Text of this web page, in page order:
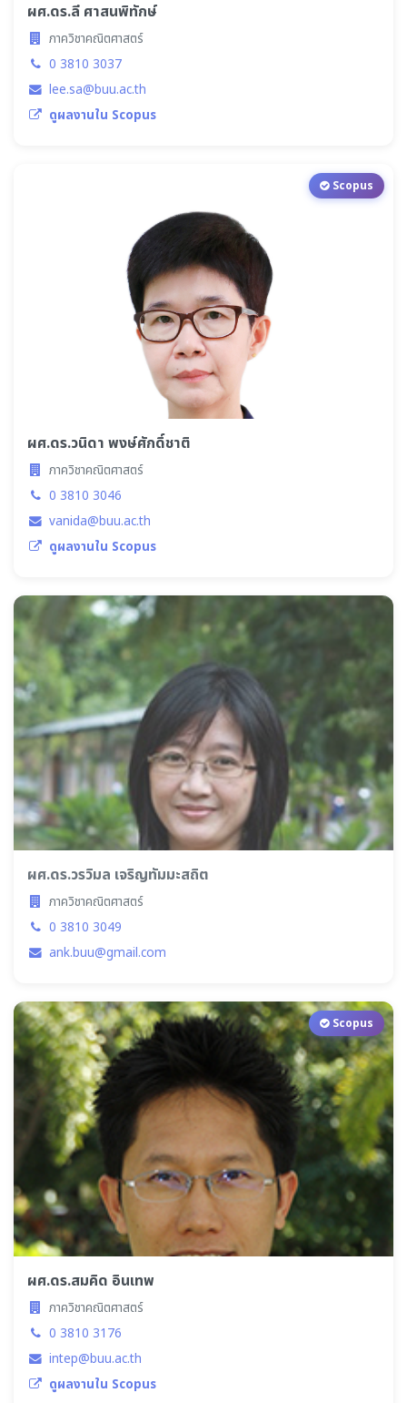
ผศ.ดร.ลี ศาสนพิทักษ์
ภาควิชาคณิตศาสตร์
0 3810 3037
lee.sa@buu.ac.th
ดูผลงานใน Scopus
Scopus
ผศ.ดร.วนิดา พงษ์ศักดิ์ชาติ
ภาควิชาคณิตศาสตร์
0 3810 3046
vanida@buu.ac.th
ดูผลงานใน Scopus
ผศ.ดร.วรวิมล เจริญทัมมะสถิต
ภาควิชาคณิตศาสตร์
0 3810 3049
ank.buu@gmail.com
Scopus
ผศ.ดร.สมคิด อินเทพ
ภาควิชาคณิตศาสตร์
0 3810 3176
intep@buu.ac.th
ดูผลงานใน Scopus